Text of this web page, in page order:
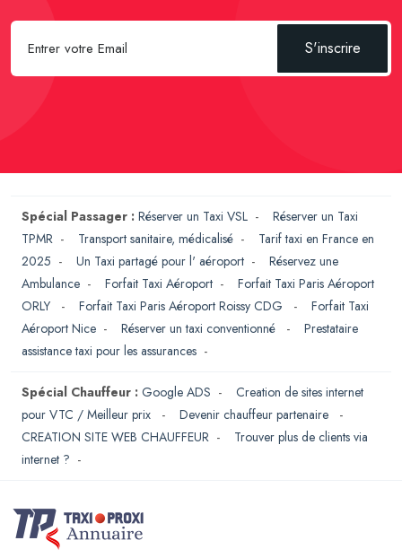
S'inscrire
Spécial Passager : Réserver un Taxi VSL - Réserver un Taxi
TPMR - Transport sanitaire, médicalisé - Tarif taxi en France en
2025 - Un Taxi partagé pour l' aéroport - Réservez une
Ambulance - Forfait Taxi Aéroport - Forfait Taxi Paris Aéroport
ORLY
- Forfait Taxi Paris Aéroport Roissy CDG - Forfait Taxi
Aéroport Nice - Réserver un taxi conventionné - Prestataire
assistance taxi pour les assurances -
Spécial Chauffeur : Google ADS - Creation de sites internet
pour VTC / Meilleur prix
- Devenir chauffeur partenaire
-
CREATION SITE WEB CHAUFFEUR - Trouver plus de clients via
internet ? -